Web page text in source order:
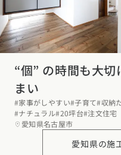
“個” の時間も大
まい
#家事がしやすい#子育て#収納
#ナチュラル#20坪台#注文住宅
愛知県名古屋市
愛知県の施